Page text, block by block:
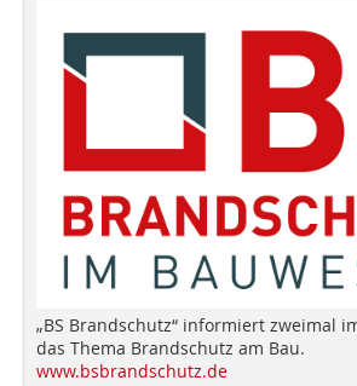
„BS Brandschutz“ informiert zweimal
das Thema Brandschutz am Bau.
www.bsbrandschutz.de